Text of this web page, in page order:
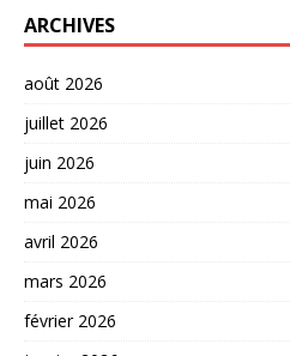
ARCHIVES
août 2026
juillet 2026
juin 2026
mai 2026
avril 2026
mars 2026
février 2026